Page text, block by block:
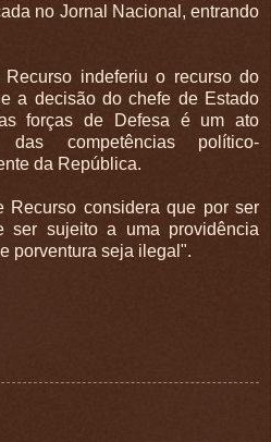
no Jornal Nacional, entrando
indeferiu o recurso do
a decisão do chefe de Estado
forças de Defesa é um ato
competências político-
da República.
Recurso considera que por ser
ser sujeito a uma providência
porventura seja ilegal".